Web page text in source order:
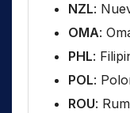
NZL:
OMA:
PHL:
POL:
ROU: